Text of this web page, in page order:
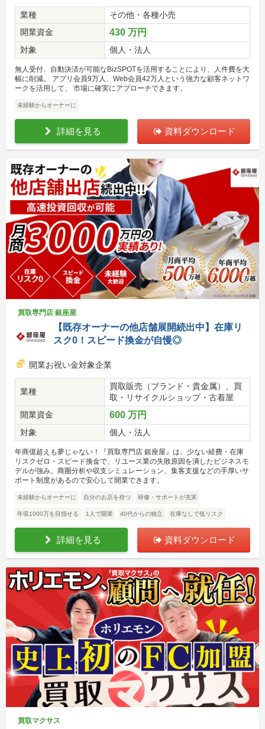
業種
その他・各種小売
開業資金
430 万円
対象 個人・法人
無人受付、自動決済が可能なBizSPOTを活用することにより、人件費を大
幅に削減。 アプリ会員9万人、Web会員42万人という強力な顧客ネットワ
ークを活用して、 市場に確実にアプローチできます。
未経験からオーナーに
詳細を見る 資料ダウンロード
買取専門店 銀座屋
【既存オーナーの他店舗展開続出中】在庫リ
スク0！スピード換金が自慢◎
開業お祝い金対象企業
業種
買取販売（ブランド・貴金属）、買
取・リサイクルショップ・古着屋
開業資金
600 万円
対象 個人・法人
年商億超えも夢じゃない！『買取専門店 銀座屋』は、少ない経費・在庫
リスクゼロ・スピード換金で、リユース業の失敗原因を潰したビジネスモ
デルが強み。商圏分析や収支シミュレーション、集客支援などの手厚いサ
ポート制度があるので安心して開業できます。
未経験からオーナーに 自分のお店を持つ 研修・サポートが充実
年収1000万を目指せる 1人で開業 40代からの独立 在庫なしで低リスク
詳細を見る 資料ダウンロード
買取マクサス